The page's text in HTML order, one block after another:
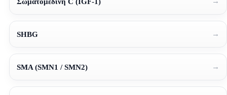
SHBG →
SMA (SMN1 / SMN2) →